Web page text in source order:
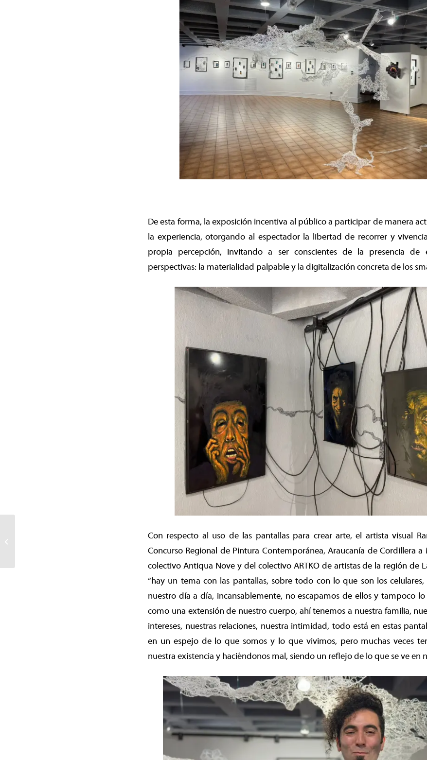
De esta forma, la exposición incentiva al público a participar de manera
la experiencia, otorgando al espectador la libertad de recorrer y
propia percepción, invitando a ser conscientes de la presencia de
perspectivas: la materialidad palpable y la digitalización concreta de los
Con respecto al uso de las pantallas para crear arte, el artista visual
Concurso Regional de Pintura Contemporánea, Araucanía de Cordillera a
colectivo Antiqua Nove y del colectivo ARTKO de artistas de la región de
“hay un tema con las pantallas, sobre todo con lo que son los
nuestro día a día, incansablemente, no escapamos de ellos y tampoco lo
como una extensión de nuestro cuerpo, ahí tenemos a nuestra familia,
intereses, nuestras relaciones, nuestra intimidad, todo está en estas
en un espejo de lo que somos y lo que vivimos, pero muchas veces
nuestra existencia y haciéndonos mal, siendo un reflejo de lo que se ve en